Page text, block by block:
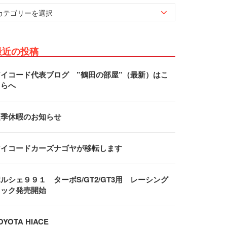
の投稿
コード代表ブログ ”鶴田の部屋”（最新）はこ
へ
休暇のお知らせ
コードカーズナゴヤが移転します
シェ９９１ ターボS/GT2/GT3用 レーシング
ク発売開始
HIACE